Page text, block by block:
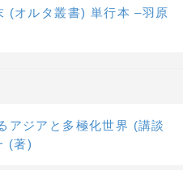
(オルタ叢書) 単行本 –羽原
アジアと多極化世界 (講談
(著)